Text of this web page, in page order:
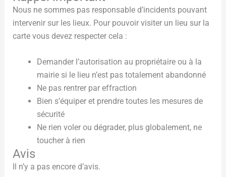
Nous ne sommes pas responsable d’incidents pouvant
intervenir sur les lieux. Pour pouvoir visiter un lieu sur la
carte vous devez respecter cela :
Demander l’autorisation au propriétaire ou à la
mairie si le lieu n’est pas totalement abandonné
Ne pas rentrer par effraction
Bien s’équiper et prendre toutes les mesures de
sécurité
Ne rien voler ou dégrader, plus globalement, ne
toucher à rien
Avis
Il n’y a pas encore d’avis.